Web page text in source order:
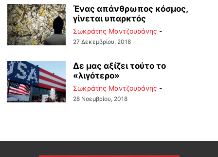
Ένας απάνθρωπος κόσμος,
γίνεται υπαρκτός
Σωκράτης Μαντζουράνης -
27 Δεκεμβρίου, 2018
Δε μας αξίζει τούτο το
«λιγότερο»
Σωκράτης Μαντζουράνης -
28 Νοεμβρίου, 2018